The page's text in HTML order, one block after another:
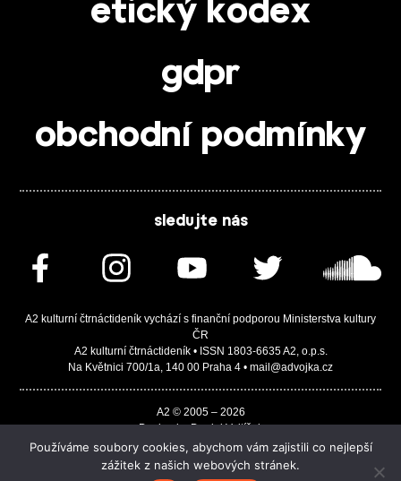
etický kodex
gdpr
obchodní podmínky
sledujte nás
A2 kulturní čtrnáctideník vychází s finanční podporou Ministerstva kultury
ČR
A2 kulturní čtrnáctideník • ISSN 1803-6635 A2, o.p.s.
Na Květnici 700/1a, 140 00 Praha 4 • mail@advojka.cz
A2 © 2005 – 2026
Design by Daniel Vojtíšek
Built by JASA-IT & ChSoft
Používáme soubory cookies, abychom vám zajistili co nejlepší
zážitek z našich webových stránek.